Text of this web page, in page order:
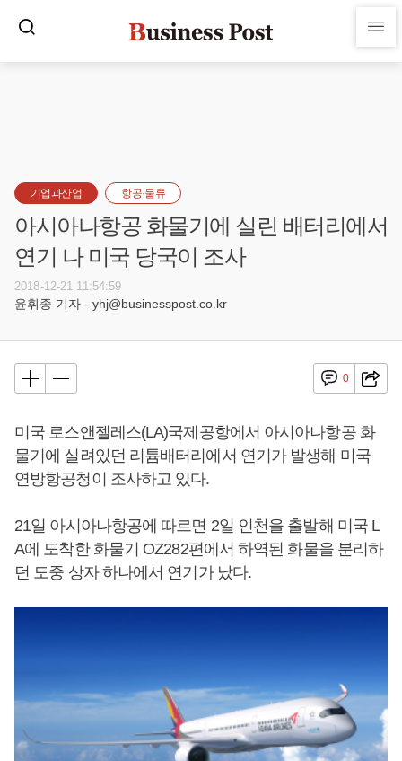
기업과산업 항공·물류
아시아나항공 화물기에 실린 배터리에서
연기 나 미국 당국이 조사
2018-12-21 11:54:59
윤휘종 기자 - yhj@businesspost.co.kr
0
미국 로스앤젤레스(LA)국제공항에서 아시아나항공 화
물기에 실려있던 리튬배터리에서 연기가 발생해 미국
연방항공청이 조사하고 있다.
21일 아시아나항공에 따르면 2일 인천을 출발해 미국 L
A에 도착한 화물기 OZ282편에서 하역된 화물을 분리하
던 도중 상자 하나에서 연기가 났다.